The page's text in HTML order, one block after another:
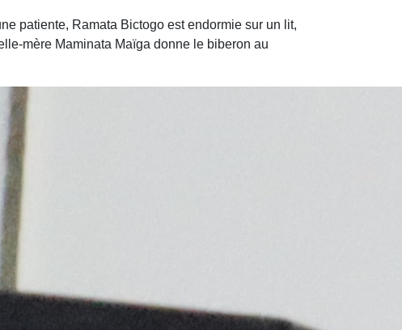
patiente, Ramata Bictogo est endormie sur un lit,
mère Maminata Maïga donne le biberon au